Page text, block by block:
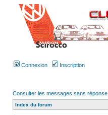
Connexion Inscription
Consulter les messages sans réponse
Index du forum